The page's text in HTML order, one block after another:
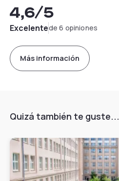
4,6/5
Excelentede 6 opiniones
Más información
Quizá también te guste...